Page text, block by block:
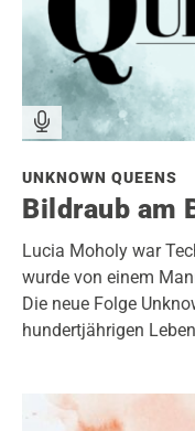
UNKNOWN QUEENS
Bildraub am
Lucia Moholy war
wurde von einem
Die neue Folge
hundertjährigen